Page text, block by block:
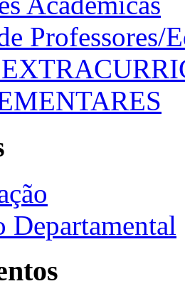
Professores/
Departamental